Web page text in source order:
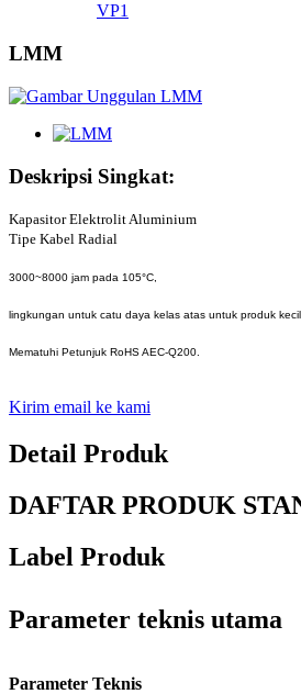
VP1
LMM
Deskripsi Singkat:
Kapasitor Elektrolit Aluminium
Tipe Kabel Radial
3000~8000 jam pada 105°C,
lingkungan untuk catu daya kelas atas untuk produk
Mematuhi Petunjuk RoHS AEC-Q200.
Kirim email ke kami
Detail Produk
DAFTAR PRODUK
Label Produk
Parameter teknis utama
Parameter Teknis